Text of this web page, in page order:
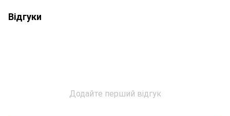
Відгуки
Додайте перший відгук